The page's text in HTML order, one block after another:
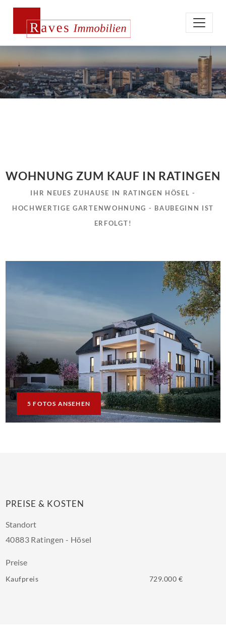
WOHNUNG ZUM KAUF IN RATINGEN
IHR NEUES ZUHAUSE IN RATINGEN HÖSEL -
HOCHWERTIGE GARTENWOHNUNG - BAUBEGINN IST
ERFOLGT!
5 FOTOS ANSEHEN
PREISE & KOSTEN
Standort
40883 Ratingen - Hösel
Preise
Kaufpreis 729.000 €